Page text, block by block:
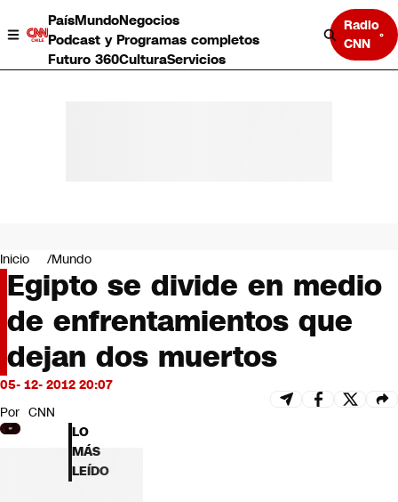
PaísMundoNegocios
Podcast y Programas completos
Futuro 360CulturaServicios
Radio
CNN
Negocios
Deportes
Programas completos
Cultura
Servicios
Bits
CNN Data
CNN tiempo
Futuro 360
Opinión
Inicio Mundo
Egipto se divide en medio
de enfrentamientos que
dejan dos muertos
05- 12- 2012 20:07
Por CNN
LO
MÁS
LEÍDO